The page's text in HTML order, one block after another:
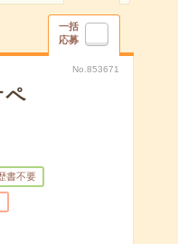
一括
応募
No.853671
ペ
書不要